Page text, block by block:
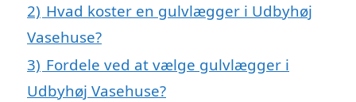
2) Hvad koster en gulvlægger i Udbyhøj
Vasehuse?
3) Fordele ved at vælge gulvlægger i
Udbyhøj Vasehuse?